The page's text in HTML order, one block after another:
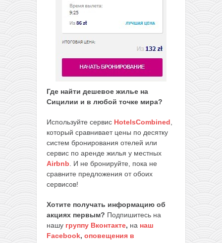
Где найти дешевое жилье на
Сицилии и в любой точке мира?
Используйте сервис HotelsCombined,
который сравнивает цены по десятку
систем бронирования отелей или
сервис по аренде жилья у местных
Airbnb. И не бронируйте, пока не
сравните предложения от обоих
сервисов!
Хотите получать информацию об
акциях первым? Подпишитесь на
нашу группу Вконтакте, на наш
Facebook, оповещения в